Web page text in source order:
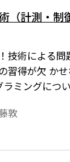
計測・制
技術による
習得が欠 か
ミングにつ
ことが選択の
敦